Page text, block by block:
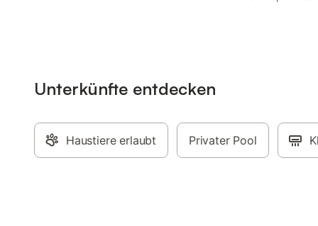
Unterkünfte entdecken
Haustiere erlaubt Privater Pool